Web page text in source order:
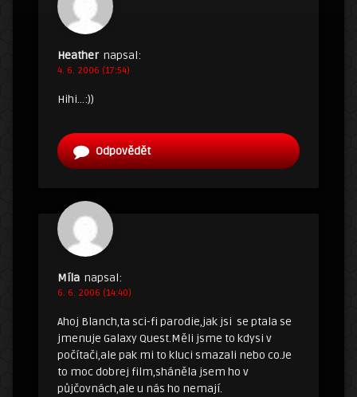
Heather napsal:
4. 6. 2006 (17:54)
Hihi…:))
Odpovědět
Míla napsal:
6. 6. 2006 (14:40)
Ahoj Blanch,ta sci-fi parodie,jak jsi se ptala se
jmenuje Galaxy Quest.Měli jsme to kdysi v
počítači,ale pak mi to kluci smazali nebo co.Je
to moc dobrej film,sháněla jsem ho v
půjčovnách,ale u nás ho nemají.